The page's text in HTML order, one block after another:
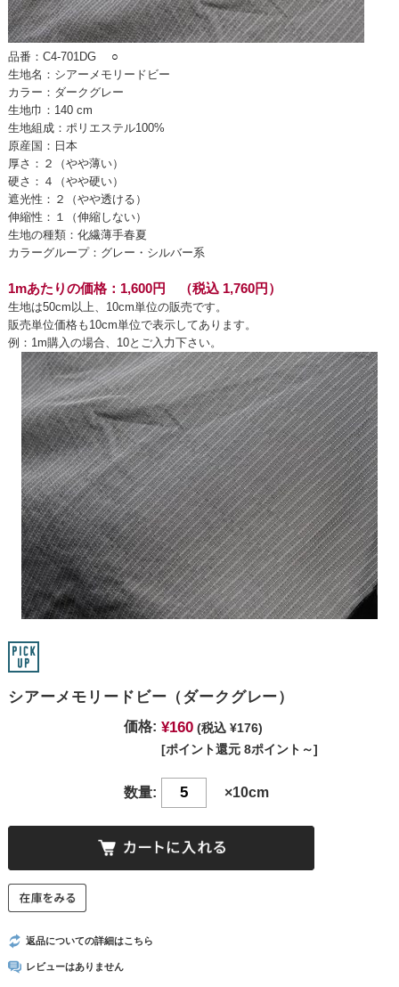
品番：C4-701DG○
生地名：シアーメモリードビー
カラー：ダークグレー
生地巾：140 cm
生地組成：ポリエステル100%
原産国：日本
厚さ：２（やや薄い）
硬さ：４（やや硬い）
遮光性：２（やや透ける）
伸縮性：１（伸縮しない）
生地の種類：化繊薄手春夏
カラーグループ：グレー・シルバー系
1mあたりの価格：1,600円 （税込 1,760円）
生地は50cm以上、10cm単位の販売です。
販売単位価格も10cm単位で表示してあります。
例：1m購入の場合、10とご入力下さい。
シアーメモリードビー（ダークグレー）
価格: ¥160 (税込 ¥176)
[ポイント還元 8ポイント～]
数量: ×10cm
返品についての詳細はこちら
レビューはありません